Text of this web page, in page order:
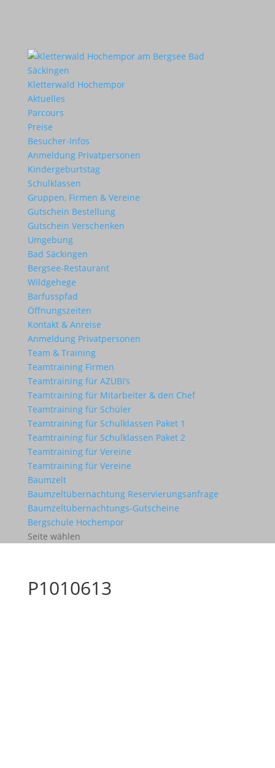
Kletterwald Hochempor
Aktuelles
Parcours
Preise
Besucher-Infos
Anmeldung Privatpersonen
Kindergeburtstag
Schulklassen
Gruppen, Firmen & Vereine
Gutschein Bestellung
Gutschein Verschenken
Umgebung
Bad Säckingen
Bergsee-Restaurant
Wildgehege
Barfusspfad
Öffnungszeiten
Kontakt & Anreise
Anmeldung Privatpersonen
Team & Training
Teamtraining Firmen
Teamtraining für AZUBI’s
Teamtraining für Mitarbeiter & den Chef
Teamtraining für Schüler
Teamtraining für Schulklassen Paket 1
Teamtraining für Schulklassen Paket 2
Teamtraining für Vereine
Teamtraining für Vereine
Baumzelt
Baumzeltübernachtung Reservierungsanfrage
Baumzeltübernachtungs-Gutscheine
Bergschule Hochempor
Seite wählen
P1010613